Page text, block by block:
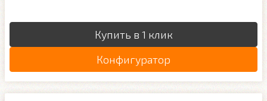
Купить в 1 клик
Конфигуратор